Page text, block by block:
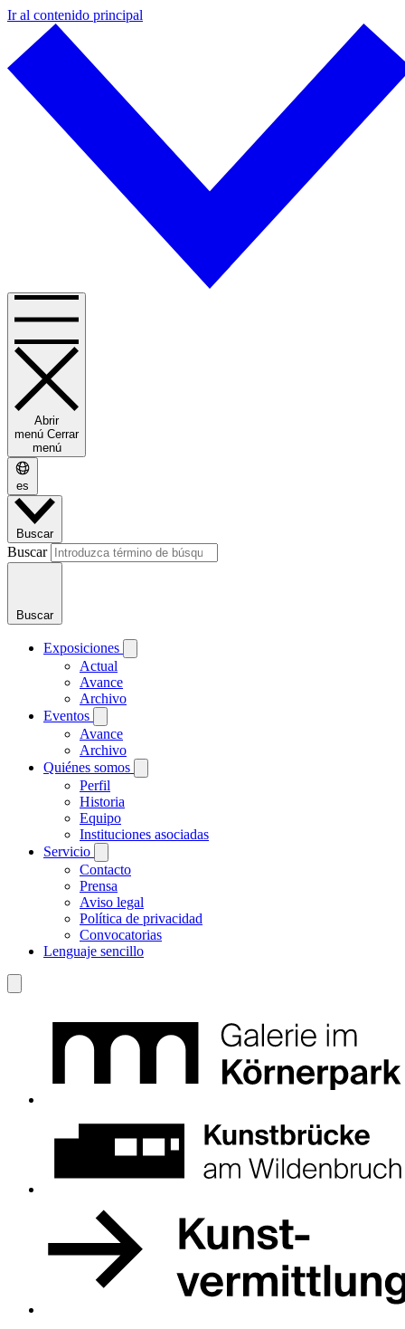
Ir al contenido principal
Abrir
menú Cerrar
menú
es
Buscar
Buscar
Buscar
Exposiciones
Actual
Avance
Archivo
Eventos
Avance
Archivo
Quiénes somos
Perfil
Historia
Equipo
Instituciones asociadas
Servicio
Contacto
Prensa
Aviso legal
Política de privacidad
Convocatorias
Lenguaje sencillo